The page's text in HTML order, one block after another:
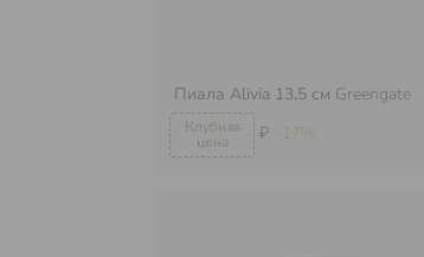
₽ -17%
Пиала Alivia 13,5 см Greengate